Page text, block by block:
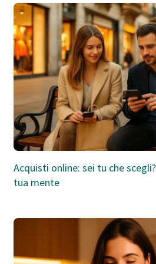
Acquisti online: sei tu che
tua mente